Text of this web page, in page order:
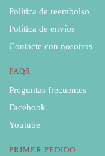
Política de reembolso
Política de envíos
Contacte con nosotros
FAQS
Preguntas frecuentes
Facebook
Youtube
PRIMER PEDIDO